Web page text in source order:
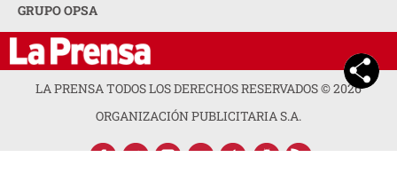
GRUPO OPSA
LA PRENSA TODOS LOS DERECHOS RESERVADOS ©2026
ORGANIZACIÓN PUBLICITARIA S.A.